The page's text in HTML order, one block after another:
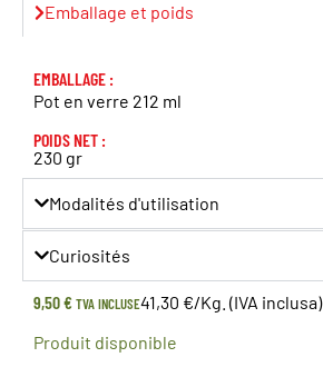
Emballage et poids
EMBALLAGE :
Pot en verre 212 ml
POIDS NET :
230 gr
Modalités d'utilisation
Curiosités
9,50€TVA INCLUSE41,30 €/Kg. (IVA inclusa)
Produit disponible